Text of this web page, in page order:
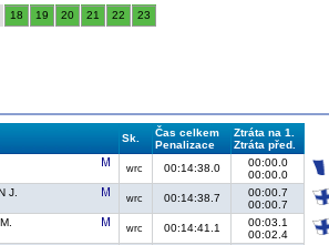
18 19 20 21 22 23
Sk.
Čas celkem
Penalizace
Ztráta na 1.
Ztráta před.
wrc 00:14:38.0
00:00.0
00:00.0
J.
wrc 00:14:38.7
00:00.7
00:00.7
wrc 00:14:41.1
00:03.1
00:02.4